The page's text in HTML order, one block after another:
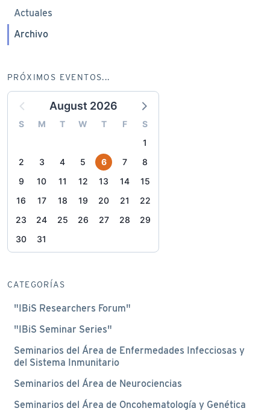
Actuales
Archivo
PRÓXIMOS EVENTOS...
August 2026
S M T W T F
S
1
2
3 4 5 6 7
8
9
10 11 12 13 14
15
16
17 18 19 20 21
22
23
24 25 26 27 28
29
30
31
CATEGORÍAS
"IBiS Researchers Forum"
"IBiS Seminar Series"
Seminarios del Área de Enfermedades Infecciosas y
del Sistema Inmunitario
Seminarios del Área de Neurociencias
Seminarios del Área de Oncohematología y Genética